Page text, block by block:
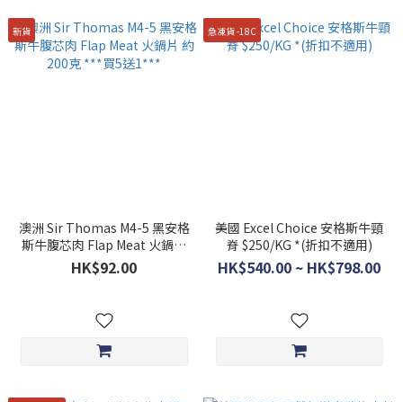
新貨
澳洲 Sir Thomas M4-5 黑安格
斯牛腹芯肉 Flap Meat 火鍋片
約200克 ***買5送1***
HK$92.00
急凍貨 -18C
美國 Excel Choice 安格斯牛頸
脊 $250/KG *(折扣不適用)
HK$540.00 ~ HK$798.00